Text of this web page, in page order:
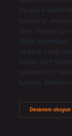
Farsça kökenli
yapılmış”
isim olduğu
diğer
değere sahip
kişide var?
toplam 372.
kokulu. Nükhet
Devamını okuyun